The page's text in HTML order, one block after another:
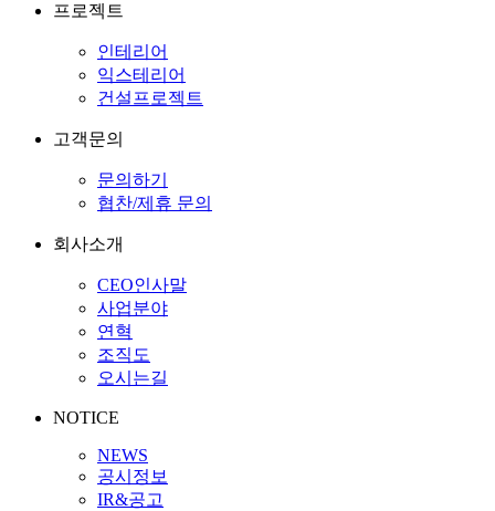
프로젝트
인테리어
익스테리어
건설프로젝트
고객문의
문의하기
협찬/제휴 문의
회사소개
CEO인사말
사업분야
연혁
조직도
오시는길
NOTICE
NEWS
공시정보
IR&공고